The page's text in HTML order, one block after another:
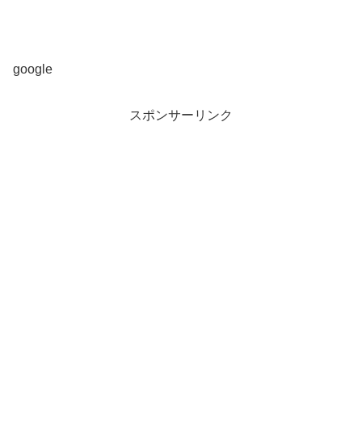
google
スポンサーリンク